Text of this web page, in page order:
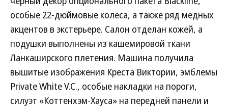
особые 22-дюймовые колеса, а также ряд медных
акцентов в экстерьере. Салон отделан кожей, а
подушки выполнены из кашемировой ткани
Ланкаширского плетения. Машина получила
вышитые изображения Креста Виктории, эмблемы
Private White V.C., особые накладки на пороги,
силуэт «Коттенхэм-Хауса» на передней панели и